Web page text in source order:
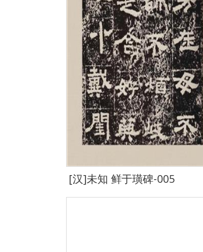
[汉]未知 鲜于璜碑-005